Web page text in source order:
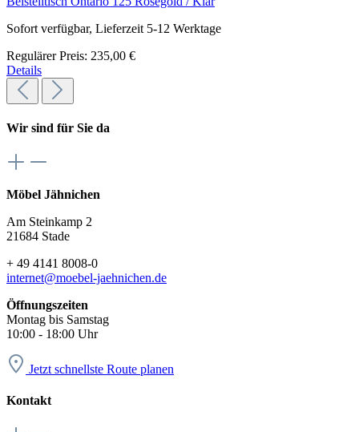
Sofort verfügbar, Lieferzeit 5-12 Werktage
Regulärer Preis: 235,00 €
Details
Wir sind für Sie da
Möbel Jähnichen
Am Steinkamp 2
21684 Stade
+ 49 4141 8008-0
internet@moebel-jaehnichen.de
Öffnungszeiten
Montag bis Samstag
10:00 - 18:00 Uhr
Jetzt schnellste Route planen
Kontakt